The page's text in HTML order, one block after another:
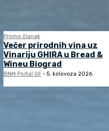
Promo članak
Večer prirodnih vina uz
Vinariju GHIRA u Bread &
Wineu Biograd
BNM Portal GF - 5. kolovoza 2026.